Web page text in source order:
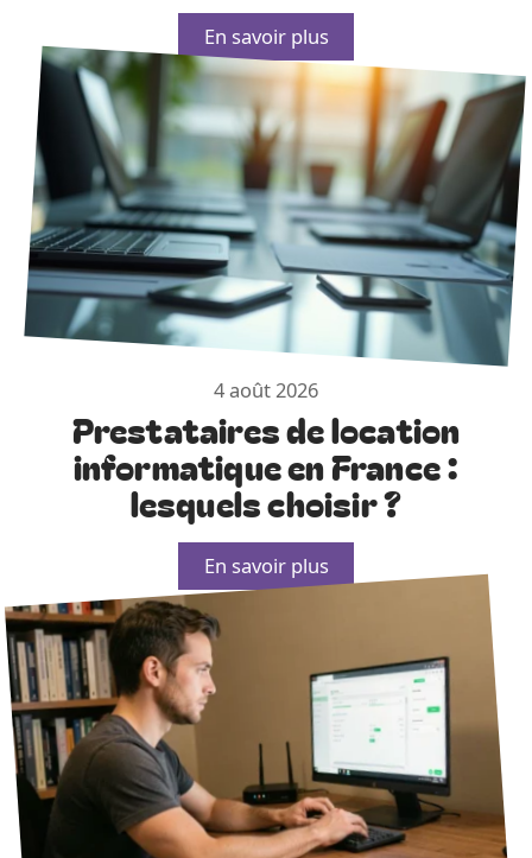
En savoir plus
4 août 2026
Prestataires de location
informatique en France :
lesquels choisir ?
En savoir plus